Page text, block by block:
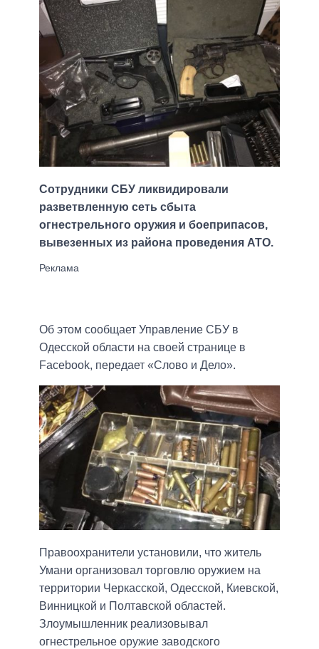
Сотрудники СБУ ликвидировали
разветвленную сеть сбыта
огнестрельного оружия и боеприпасов,
вывезенных из района проведения АТО.
Об этом сообщает Управление СБУ в
Одесской области на своей странице в
Facebook, передает «Слово и Дело».
Правоохранители установили, что житель
Умани организовал торговлю оружием на
территории Черкасской, Одесской, Киевской,
Винницкой и Полтавской областей.
Злоумышленник реализовывал
огнестрельное оружие заводского